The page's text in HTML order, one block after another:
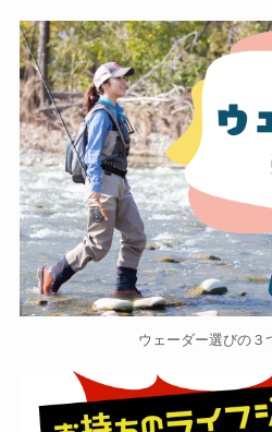
ウェーダー選びの３